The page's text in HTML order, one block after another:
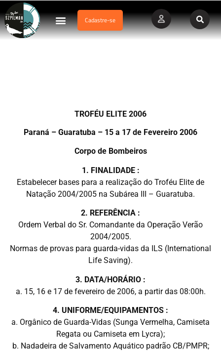
Cadastre-se
Campeonato Estadual Paranaense de Salvamento Aquático –
TROFÉU ELITE 2006
Paraná – Guaratuba – 15 a 17 de Fevereiro 2006
Corpo de Bombeiros
1. FINALIDADE :
Estabelecer bases para a realização do Troféu Elite de
Natação 2004/2005 na Subárea III – Guaratuba.
2. REFERÊNCIA :
Ordem Verbal do Sr. Comandante da Operação Verão
2004/2005.
Normas de provas para guarda-vidas da ILS (International
Life Saving).
3. DATA/HORÁRIO :
a. 15, 16 e 17 de fevereiro de 2006, a partir das 08:00h.
4. UNIFORME/EQUIPAMENTOS :
a. Orgânico de Guarda-Vidas (Sunga Vermelha, Camiseta
Regata ou Camiseta em Lycra);
b. Nadadeira de Salvamento Aquático padrão CB/PMPR;